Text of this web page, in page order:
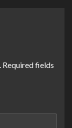
Required fields